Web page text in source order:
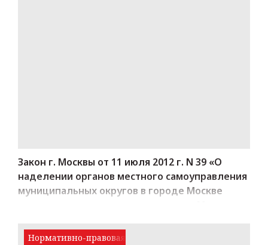
Закон г. Москвы от 11 июля 2012 г. N 39 «О
наделении органов местного самоуправления
муниципальных округов в городе Москве
Нормативно-правовая база